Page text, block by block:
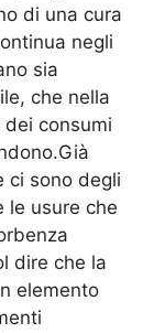
di una cura
negli
sia
che nella
consumi
ci sono degli
le usure che
dire che la
elemento